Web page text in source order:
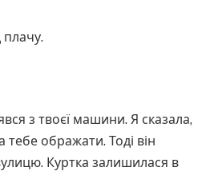
плачу.
з твоєї машини. Я сказала,
ображати. Тоді він
Куртка залишилася в